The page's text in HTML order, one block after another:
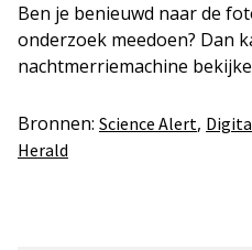
Ben je benieuwd naar de
onderzoek meedoen? Dan
nachtmerriemachine
Bronnen: Science Alert,
Herald